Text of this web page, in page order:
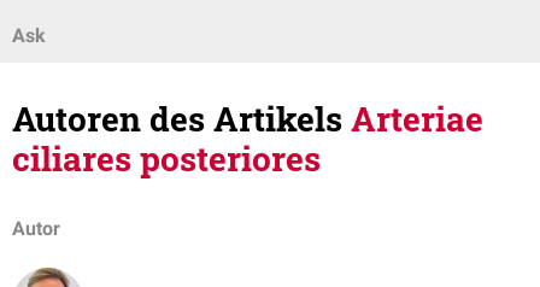
Ask
Autoren des ArtikelsArteriae
ciliares posteriores
Autor